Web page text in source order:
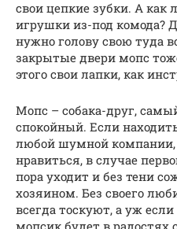
свои цепкие зубки. А как
игрушки из-под комода?
нужно голову свою туда
закрытые двери мопс
этого свои лапки, как
Мопс – собака-друг,
спокойный. Если
любой шумной компании,
нравиться, в случае
пора уходит и без тени
хозяином. Без своего
всегда тоскуют, а уж
мопсик будет в радостях